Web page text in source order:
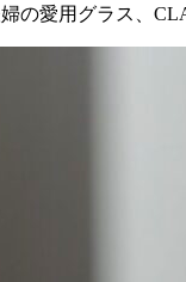
の愛用グラス、